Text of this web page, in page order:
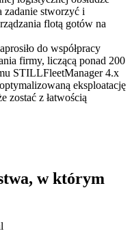
zadanie stworzyć i
flotą gotów na
do współpracy
firmy, liczącą ponad 200
STILLFleetManager 4.x
eksploatację
zostać z łatwością
w którym